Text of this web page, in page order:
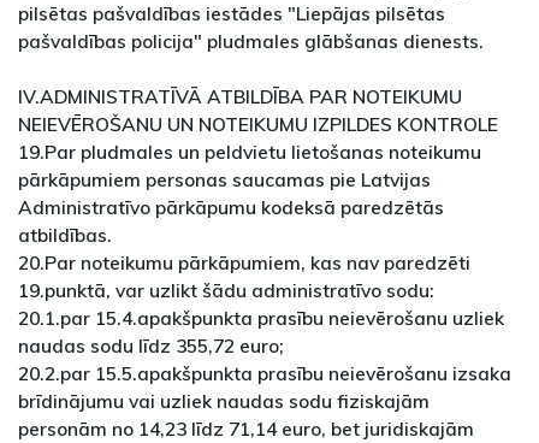
pilsētas pašvaldības iestādes "Liepājas pilsētas
pašvaldības policija" pludmales glābšanas dienests.
IV.ADMINISTRATĪVĀ ATBILDĪBA PAR NOTEIKUMU
NEIEVĒROŠANU UN NOTEIKUMU IZPILDES KONTROLE
19.Par pludmales un peldvietu lietošanas noteikumu
pārkāpumiem personas saucamas pie Latvijas
Administratīvo pārkāpumu kodeksā paredzētās
atbildības.
20.Par noteikumu pārkāpumiem, kas nav paredzēti
19.punktā, var uzlikt šādu administratīvo sodu:
20.1.par 15.4.apakšpunkta prasību neievērošanu uzliek
naudas sodu līdz 355,72 euro;
20.2.par 15.5.apakšpunkta prasību neievērošanu izsaka
brīdinājumu vai uzliek naudas sodu fiziskajām
personām no 14,23 līdz 71,14 euro, bet juridiskajām